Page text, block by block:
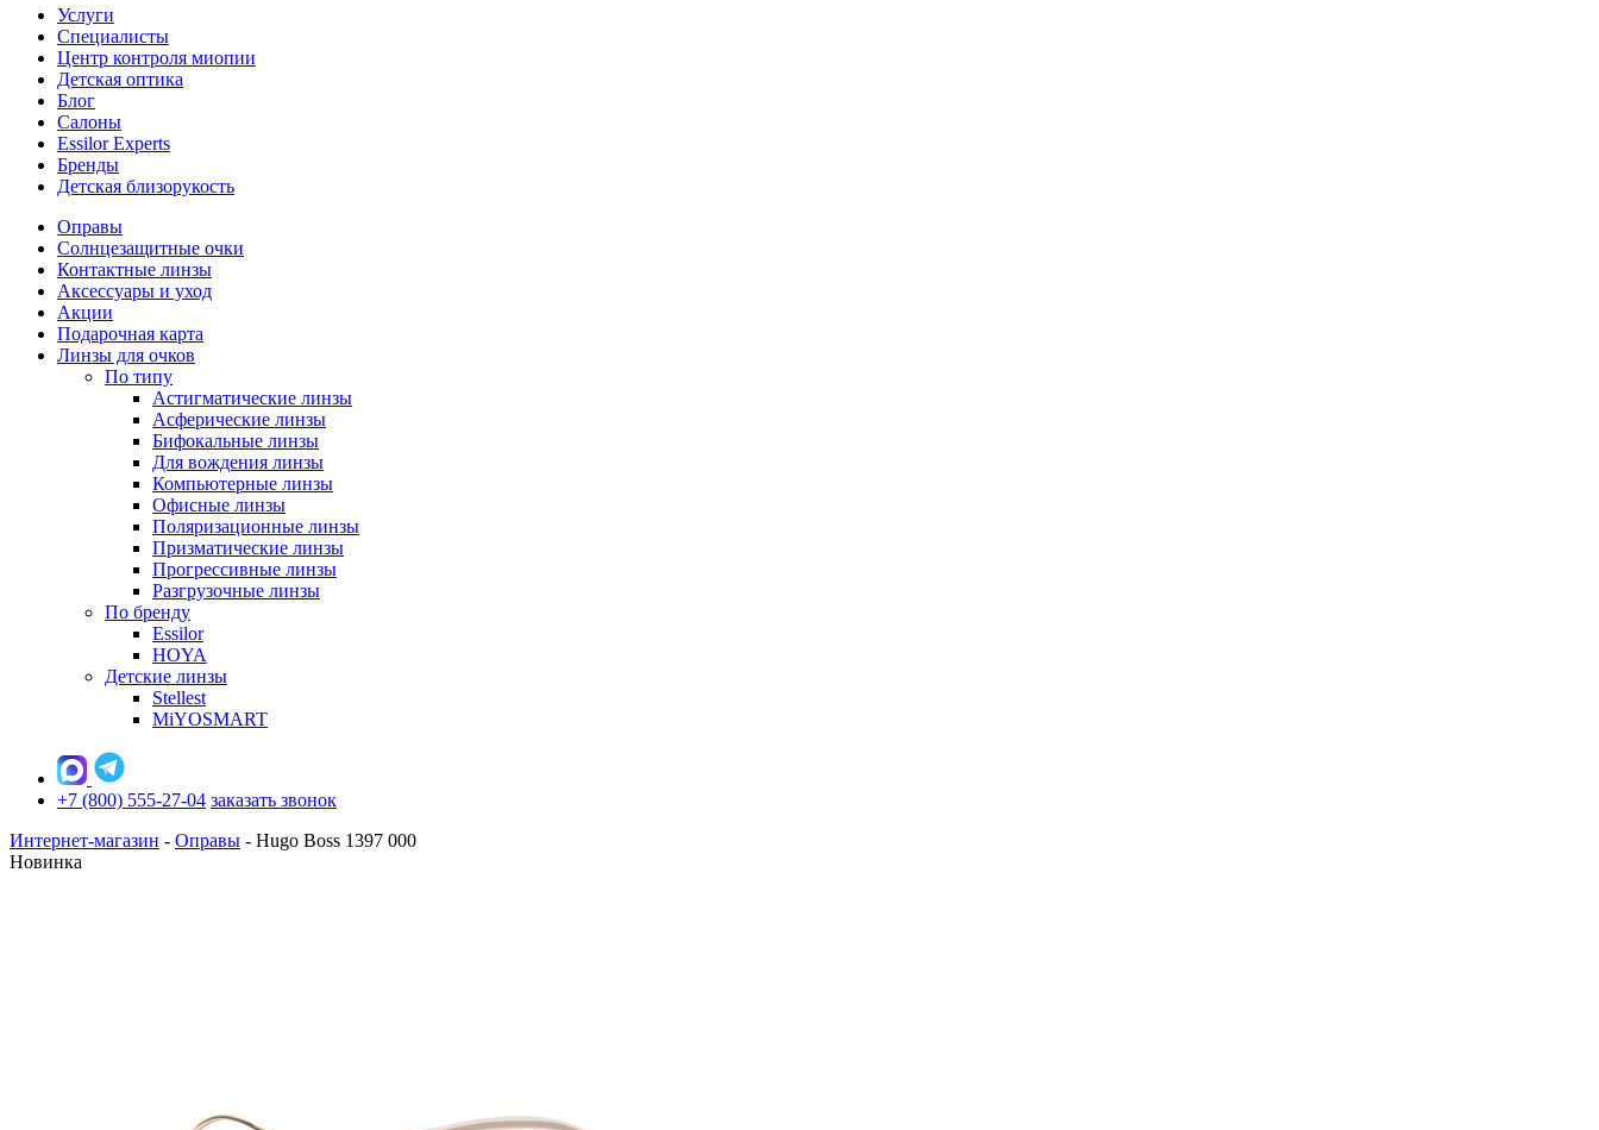
Услуги
Специалисты
Центр контроля миопии
Детская оптика
Блог
Салоны
Essilor Experts
Бренды
Детская близорукость
Оправы
Солнцезащитные очки
Контактные линзы
Аксессуары и уход
Акции
Подарочная карта
Линзы для очков
По типу
Астигматические линзы
Асферические линзы
Бифокальные линзы
Для вождения линзы
Компьютерные линзы
Офисные линзы
Поляризационные линзы
Призматические линзы
Прогрессивные линзы
Разгрузочные линзы
По бренду
Essilor
HOYA
Детские линзы
Stellest
MiYOSMART
+7 (800) 555-27-04 заказать звонок
Интернет-магазин - Оправы - Hugo Boss 1397 000
Новинка